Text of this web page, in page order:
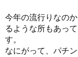
今年の流行りなの
るような所もあっ
す。
なにがって、パチ